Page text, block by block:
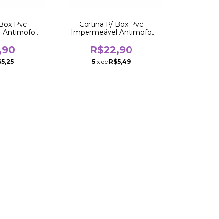
Pvc
Antimofo
Cortina P/ Box Pvc
Impermeável Antimofo
R$22,90
5 x de R$5,49